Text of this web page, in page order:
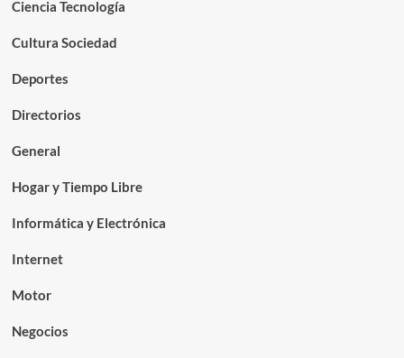
Ciencia Tecnología
Cultura Sociedad
Deportes
Directorios
General
Hogar y Tiempo Libre
Informática y Electrónica
Internet
Motor
Negocios